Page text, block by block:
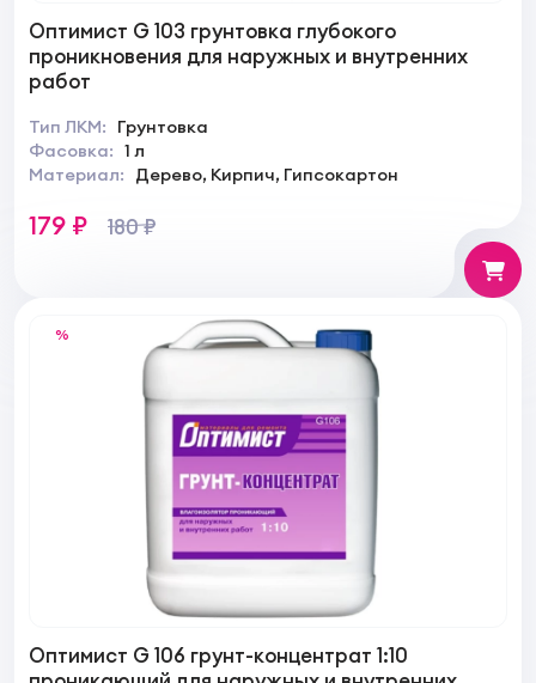
Оптимист G 103 грунтовка глубокого
проникновения для наружных и внутренних
работ
Тип ЛКМ:
Грунтовка
Фасовка: 1 л
Материал:
Дерево, Кирпич, Гипсокартон
179 ₽ 180 ₽
%
Оптимист G 106 грунт-концентрат 1:10